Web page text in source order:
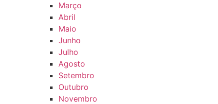
Março
Abril
Maio
Junho
Julho
Agosto
Setembro
Outubro
Novembro